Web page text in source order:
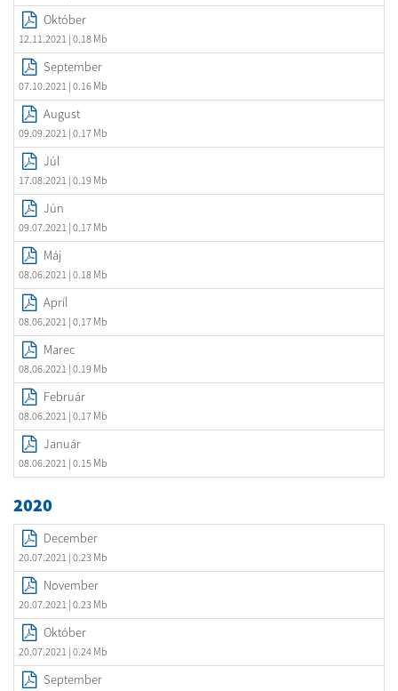
Október
12.11.2021 | 0.18 Mb
September
07.10.2021 | 0.16 Mb
August
09.09.2021 | 0.17 Mb
Júl
17.08.2021 | 0.19 Mb
Jún
09.07.2021 | 0.17 Mb
Máj
08.06.2021 | 0.18 Mb
Apríl
08.06.2021 | 0.17 Mb
Marec
08.06.2021 | 0.19 Mb
Február
08.06.2021 | 0.17 Mb
Január
08.06.2021 | 0.15 Mb
2020
December
20.07.2021 | 0.23 Mb
November
20.07.2021 | 0.23 Mb
Október
20.07.2021 | 0.24 Mb
September